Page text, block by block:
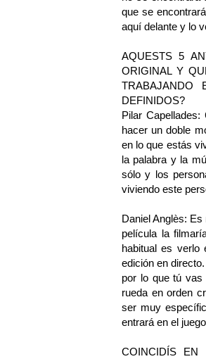
que se
aquí delante y lo
AQUESTS 5
ORIGINAL Y
TRABAJANDO
DEFINIDOS?
Pilar
hacer un doble
en lo que estás
la palabra y la
sólo y los
viviendo este
Daniel Anglès:
película la
habitual es
edición en
por lo que tú
rueda en orden
ser muy
entrará en el
COINCIDÍS